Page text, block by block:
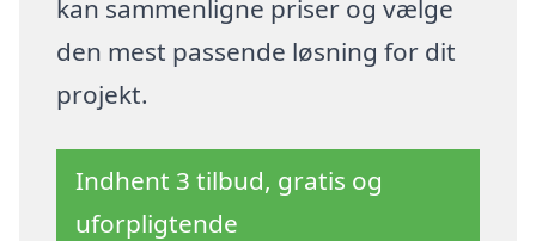
kan sammenligne priser og vælge
den mest passende løsning for dit
projekt.
Indhent 3 tilbud, gratis og
uforpligtende